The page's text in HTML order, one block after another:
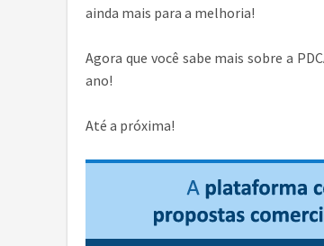
ainda mais para a melhoria!
Agora que você sabe mais sobre a
ano!
Até a próxima!